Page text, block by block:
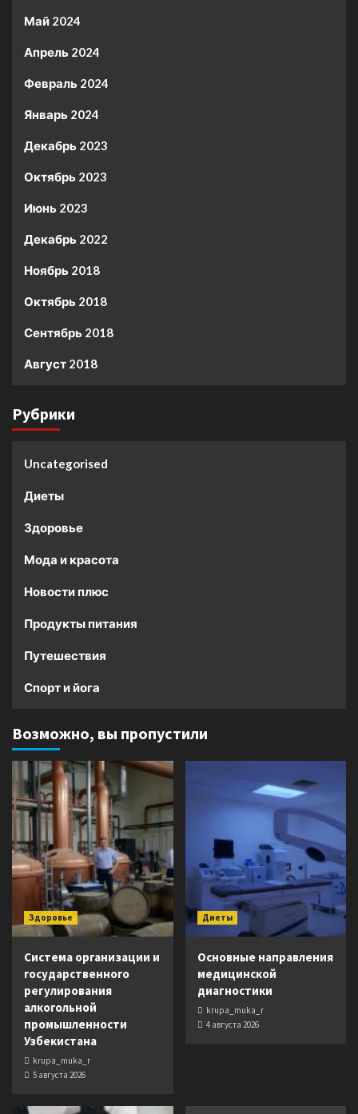
Май 2024
Апрель 2024
Февраль 2024
Январь 2024
Декабрь 2023
Октябрь 2023
Июнь 2023
Декабрь 2022
Ноябрь 2018
Октябрь 2018
Сентябрь 2018
Август 2018
Рубрики
Uncategorised
Диеты
Здоровье
Мода и красота
Новости плюс
Продукты питания
Путешествия
Спорт и йога
Возможно, вы пропустили
Здоровье
Система организации и
государственного
регулирования
алкогольной
промышленности
Узбекистана
krupa_muka_r
5 августа 2026
Диеты
Основные направления
медицинской
диагностики
krupa_muka_r
4 августа 2026